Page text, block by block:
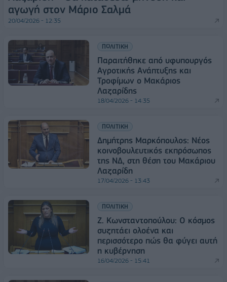
αγωγή στον Μάριο Σαλμά
20/04/2026 - 12:35
ΠΟΛΙΤΙΚΗ
Παραιτήθηκε από υφυπουργός
Αγροτικής Ανάπτυξης και
Τροφίμων ο Μακάριος
Λαζαρίδης
18/04/2026 - 14:35
ΠΟΛΙΤΙΚΗ
Δημήτρης Μαρκόπουλος: Νέος
κοινοβουλευτικός εκπρόσωπος
της ΝΔ, στη θέση του Μακάριου
Λαζαρίδη
17/04/2026 - 13:43
ΠΟΛΙΤΙΚΗ
Ζ. Κωνσταντοπούλου: Ο κόσμος
συζητάει ολοένα και
περισσότερο πώς θα φύγει αυτή
η κυβέρνηση
16/04/2026 - 15:41